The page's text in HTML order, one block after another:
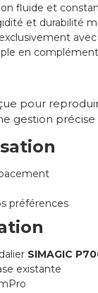
fluide et
et durabilité
en
pour
gestion
préférences
SIMAGIC
existante